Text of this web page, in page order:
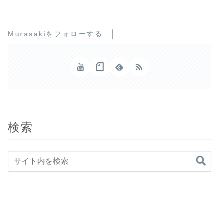
Murasakiをフォローする
検索